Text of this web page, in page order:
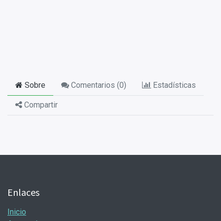
Sobre Comentarios (0) Estadísticas
Compartir
Enlaces
Inicio